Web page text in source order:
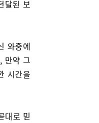
달된 보
와중에
만약 그
시간을
대로 믿